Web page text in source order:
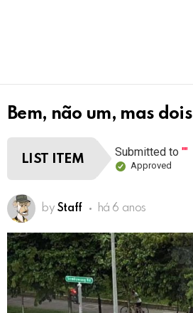
Bem, não um, mas dois
LIST ITEM Submitted to""
Approved
by Staff há 6 anos